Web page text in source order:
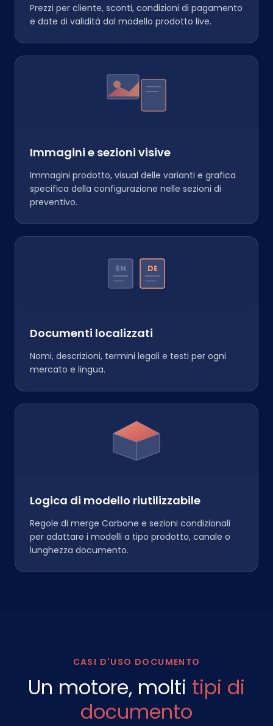
Prezzi per cliente, sconti, condizioni di pagamento
e date di validità dal modello prodotto live.
Immagini e sezioni visive
Immagini prodotto, visual delle varianti e grafica
specifica della configurazione nelle sezioni di
preventivo.
EN DE
Documenti localizzati
Nomi, descrizioni, termini legali e testi per ogni
mercato e lingua.
Logica di modello riutilizzabile
Regole di merge Carbone e sezioni condizionali
per adattare i modelli a tipo prodotto, canale o
lunghezza documento.
CASI D'USO DOCUMENTO
Un motore, molti tipi di
documento